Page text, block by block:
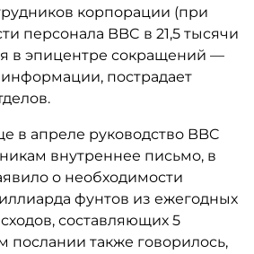
корпорации (при
персонала BBC в 21,5 тысячи
в эпицентре сокращений —
пострадает
в апреле руководство BBC
внутреннее письмо, в
о необходимости
фунтов из ежегодных
составляющих 5
послании также говорилось,